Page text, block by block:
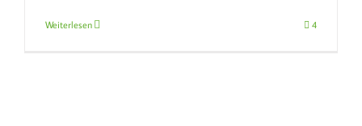
Weiterlesen 4